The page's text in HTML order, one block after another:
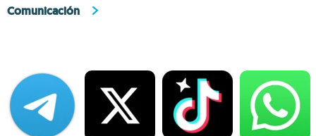
Comunicación